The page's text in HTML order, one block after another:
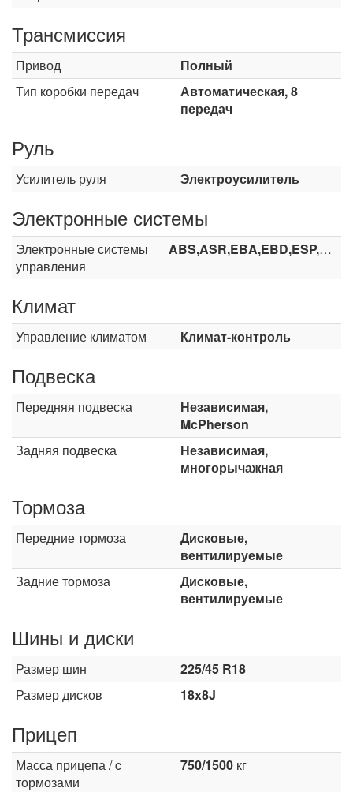
Трансмиссия
Привод
Полный
Тип коробки передач
Автоматическая, 8
передач
Руль
Усилитель руля Электроусилитель
Электронные системы
Электронные системы
управления
ABS,ASR,EBA,EBD,ESP,HHC
Климат
Управление климатом Климат-контроль
Подвеска
Передняя подвеска
Независимая,
McPherson
Задняя подвеска
Независимая,
многорычажная
Тормоза
Передние тормоза
Дисковые,
вентилируемые
Задние тормоза
Дисковые,
вентилируемые
Шины и диски
Размер шин
225/45 R18
Размер дисков
18x8J
Прицеп
Масса прицепа / c
тормозами
750/1500 кг